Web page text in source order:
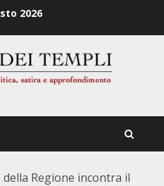
2026
della Regione incontra il